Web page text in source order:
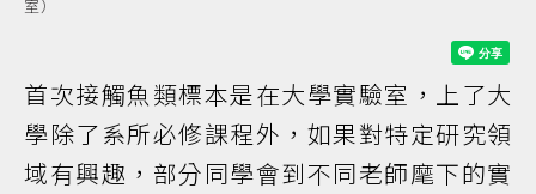
室）
首次接觸魚類標本是在大學實驗室，上了大
學除了系所必修課程外，如果對特定研究領
域有興趣，部分同學會到不同老師麾下的實